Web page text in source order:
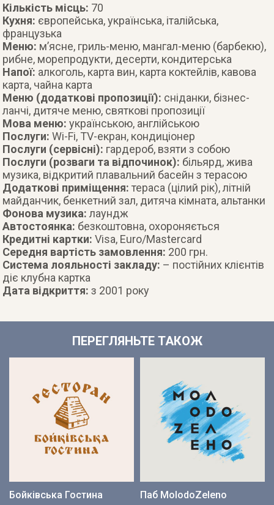
Кількість місць: 70
Кухня: європейська, українська, італійська,
французька
Меню: м’ясне, гриль-меню, мангал-меню (барбекю),
рибне, морепродукти, десерти, кондитерська
Напої: алкоголь, карта вин, карта коктейлів, кавова
карта, чайна карта
Меню (додаткові пропозиції): сніданки, бізнес-
ланчі, дитяче меню, святкові пропозиції
Мова меню: українською, англійською
Послуги: Wi-Fi, ТV-екран, кондиціонер
Послуги (сервісні): гардероб, взяти з собою
Послуги (розваги та відпочинок): більярд, жива
музика, відкритий плавальний басейн з терасою
Додаткові приміщення: тераса (цілий рік), літній
майданчик, бенкетний зал, дитяча кімната, альтанки
Фонова музика: лаундж
Автостоянка: безкоштовна, охороняється
Кредитні картки: Visa, Euro/Mastercard
Середня вартість замовлення: 200 грн.
Система лояльності закладу: – постійних клієнтів
діє клубна картка
Дата відкриття: з 2001 року
ПЕРЕГЛЯНЬТЕ ТАКОЖ
Бойківська Гостина Паб MolodoZeleno